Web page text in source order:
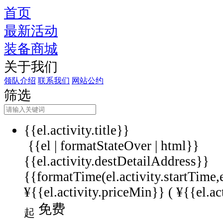
首页
最新活动
装备商城
关于我们
领队介绍 联系我们 网站公约
筛选
{{el.activity.title}}
{{el | formatStateOver | html}}
{{el.activity.destDetailAddress}}
¥{{el.activity.priceMin}} (
起 免费